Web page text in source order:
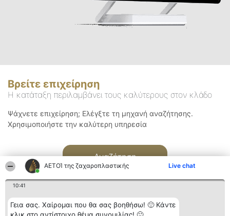
ΑΕΤΟΊ της ζαχαροπλαστικής Live chat
10:41
Γεια σας. Χαίρομαι που θα σας βοηθήσω! 🙂 Κάντε
Βρείτε επιχείρηση
Η κατάταξη περιλαμβάνει τους καλύτερους στον κλάδο
Ψάχνετε επιχείρηση; Ελέγξτε τη μηχανή αναζήτησης.
Χρησιμοποιήστε την καλύτερη υπηρεσία
Αναζήτηση